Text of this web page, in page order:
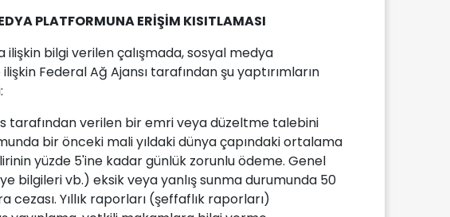
PLATFORMUNA ERİŞİM KISITLAMASI
bilgi verilen çalışmada, sosyal medya
Federal Ağ Ajansı tarafından şu yaptırımların
tarafından verilen bir emri veya düzeltme talebini
bir önceki mali yıldaki dünya çapındaki ortalama
yüzde 5'ine kadar günlük zorunlu ödeme. Genel
bilgileri vb.) eksik veya yanlış sunma durumunda 50
Yıllık raporları (şeffaflık raporları)